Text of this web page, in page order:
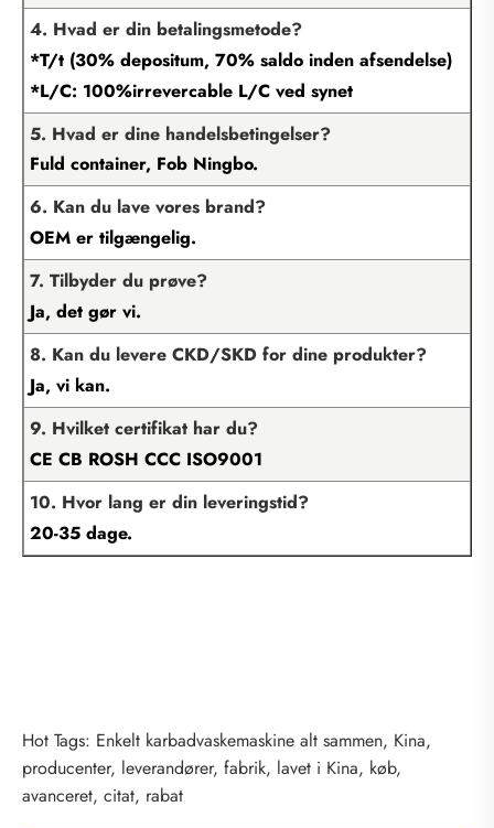
4. Hvad er din betalingsmetode?
*T/t (30% depositum, 70% saldo inden afsendelse)
*L/C: 100%irrevercable L/C ved synet
5. Hvad er dine handelsbetingelser?
Fuld container, Fob Ningbo.
6. Kan du lave vores brand?
OEM er tilgængelig.
7. Tilbyder du prøve?
Ja, det gør vi.
8. Kan du levere CKD/SKD for dine produkter?
Ja, vi kan.
9. Hvilket certifikat har du?
CE CB ROSH CCC ISO9001
10. Hvor lang er din leveringstid?
20-35 dage.
Hot Tags: Enkelt karbadvaskemaskine alt sammen, Kina,
producenter, leverandører, fabrik, lavet i Kina, køb,
avanceret, citat, rabat